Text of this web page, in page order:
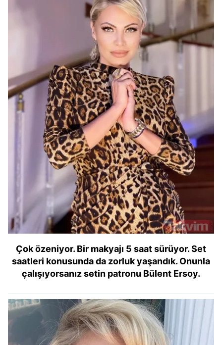
Çok özeniyor. Bir makyajı 5 saat sürüyor. Set
saatleri konusunda da zorluk yaşandık. Onunla
çalışıyorsanız setin patronu Bülent Ersoy.